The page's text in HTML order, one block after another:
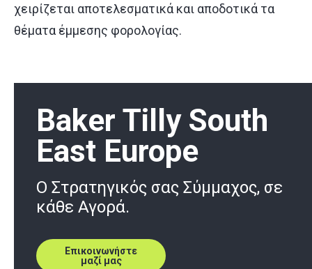
χειρίζεται αποτελεσματικά και αποδοτικά τα
θέματα έμμεσης φορολογίας.
Baker Tilly South
East Europe
O Στρατηγικός σας Σύμμαχος, σε
κάθε Αγορά.
Επικοινωνήστε
μαζί μας